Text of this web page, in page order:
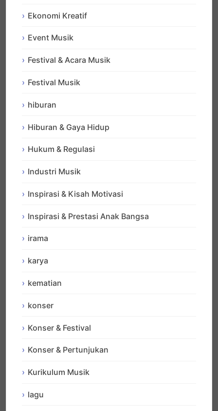
Ekonomi Kreatif
Event Musik
Festival & Acara Musik
Festival Musik
hiburan
Hiburan & Gaya Hidup
Hukum & Regulasi
Industri Musik
Inspirasi & Kisah Motivasi
Inspirasi & Prestasi Anak Bangsa
irama
karya
kematian
konser
Konser & Festival
Konser & Pertunjukan
Kurikulum Musik
lagu